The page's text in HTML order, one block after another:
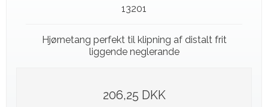
13201
Hjørnetang perfekt til klipning af distalt frit
liggende neglerande
206,25 DKK